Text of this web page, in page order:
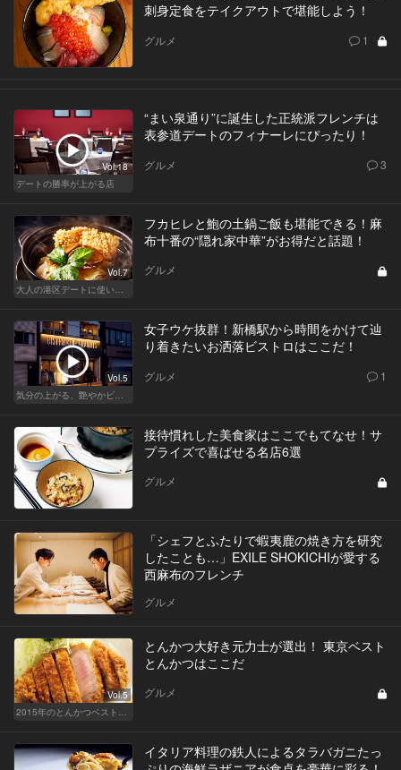
刺身定食をテイクアウトで堪能しよう！
グルメ 1
Vol.18
デートの勝率が上がる店
“まい泉通り”に誕生した正統派フレンチは
表参道デートのフィナーレにぴったり！
グルメ 3
Vol.7
大人の港区デートに使いたい、秘密の隠れ家
フカヒレと鮑の土鍋ご飯も堪能できる！麻
布十番の“隠れ家中華”がお得だと話題！
グルメ
Vol.5
気分の上がる、艶やかビストロ
女子ウケ抜群！新橋駅から時間をかけて辿
り着きたいお洒落ビストロはここだ！
グルメ 1
接待慣れした美食家はここでもてなせ！サ
プライズで喜ばせる名店6選
グルメ
「シェフとふたりで蝦夷鹿の焼き方を研究
したことも…」EXILE SHOKICHIが愛する
西麻布のフレンチ
グルメ
Vol.5
2015年のとんかつベスト10を発表！
とんかつ大好き元力士が選出！ 東京ベスト
とんかつはここだ
グルメ
イタリア料理の鉄人によるタラバガニたっ